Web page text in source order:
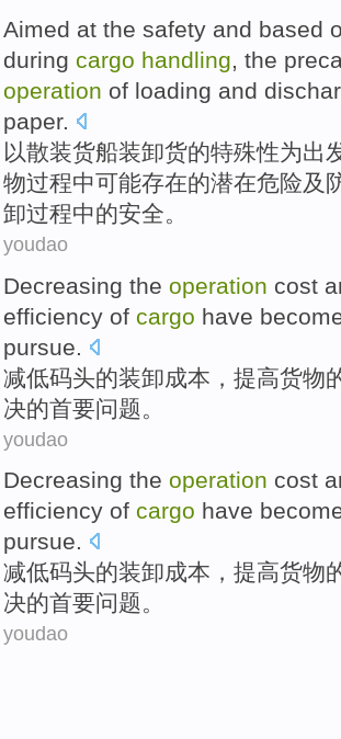
Aimed at the safety and based
during cargo handling, the
operation of loading and
paper.
以散装货船装卸货的特殊性为出
物过程中可能存在的潜在危险及
卸过程中的安全。
youdao
Decreasing the operation cost
efficiency of cargo have
pursue.
减低码头的装卸成本 ， 提高货物
决的首要问题。
youdao
Decreasing the operation cost
efficiency of cargo have
pursue.
减低码头的装卸成本 ， 提高货物
决的首要问题。
youdao